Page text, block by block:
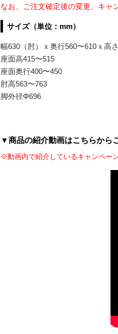
なお、ご注文確定後の変更、キャ
サイズ（単位：mm）
幅630（肘）ｘ奥行560〜610ｘ高
座面高415〜515
座面奥行400〜450
肘高563〜763
脚外径Φ696
▼商品の紹介動画はこちらから
※動画内で紹介しているキャンペー